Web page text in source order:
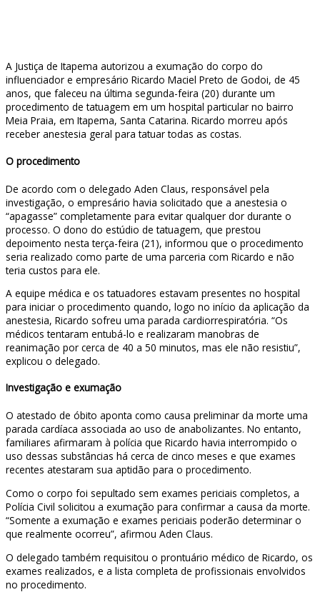
A Justiça de Itapema autorizou a exumação do corpo do
influenciador e empresário Ricardo Maciel Preto de Godoi, de 45
anos, que faleceu na última segunda-feira (20) durante um
procedimento de tatuagem em um hospital particular no bairro
Meia Praia, em Itapema, Santa Catarina. Ricardo morreu após
receber anestesia geral para tatuar todas as costas.
O procedimento
De acordo com o delegado Aden Claus, responsável pela
investigação, o empresário havia solicitado que a anestesia o
“apagasse” completamente para evitar qualquer dor durante o
processo. O dono do estúdio de tatuagem, que prestou
depoimento nesta terça-feira (21), informou que o procedimento
seria realizado como parte de uma parceria com Ricardo e não
teria custos para ele.
A equipe médica e os tatuadores estavam presentes no hospital
para iniciar o procedimento quando, logo no início da aplicação da
anestesia, Ricardo sofreu uma parada cardiorrespiratória. “Os
médicos tentaram entubá-lo e realizaram manobras de
reanimação por cerca de 40 a 50 minutos, mas ele não resistiu”,
explicou o delegado.
Investigação e exumação
O atestado de óbito aponta como causa preliminar da morte uma
parada cardíaca associada ao uso de anabolizantes. No entanto,
familiares afirmaram à polícia que Ricardo havia interrompido o
uso dessas substâncias há cerca de cinco meses e que exames
recentes atestaram sua aptidão para o procedimento.
Como o corpo foi sepultado sem exames periciais completos, a
Polícia Civil solicitou a exumação para confirmar a causa da morte.
“Somente a exumação e exames periciais poderão determinar o
que realmente ocorreu”, afirmou Aden Claus.
O delegado também requisitou o prontuário médico de Ricardo, os
exames realizados, e a lista completa de profissionais envolvidos
no procedimento.